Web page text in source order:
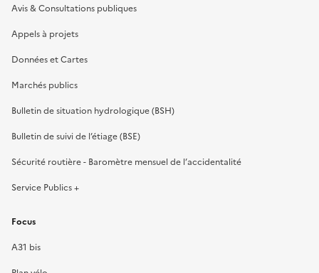
Avis & Consultations publiques
Appels à projets
Données et Cartes
Marchés publics
Bulletin de situation hydrologique (BSH)
Bulletin de suivi de l’étiage (BSE)
Sécurité routière - Baromètre mensuel de l’accidentalité
Service Publics +
Focus
A31 bis